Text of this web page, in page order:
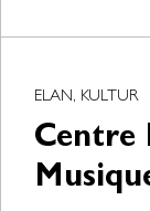
ELAN, KULTUR
Centre